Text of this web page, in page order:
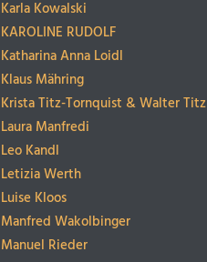
Karla Kowalski
KAROLINE RUDOLF
Katharina Anna Loidl
Klaus Mähring
Krista Titz-Tornquist & Walter Titz
Laura Manfredi
Leo Kandl
Letizia Werth
Luise Kloos
Manfred Wakolbinger
Manuel Rieder